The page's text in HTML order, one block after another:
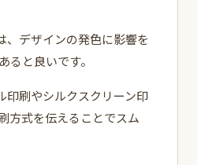
、デザインの発色に影響を
ると良いです。
印刷やシルクスクリーン印
方式を伝えることでスム